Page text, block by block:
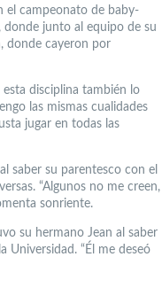
el campeonato de baby-
donde junto al equipo de su
donde cayeron por
esta disciplina también lo
las mismas cualidades
jugar en todas las
saber su parentesco con el
“Algunos no me creen,
sonriente.
su hermano Jean al saber
Universidad. “Él me deseó